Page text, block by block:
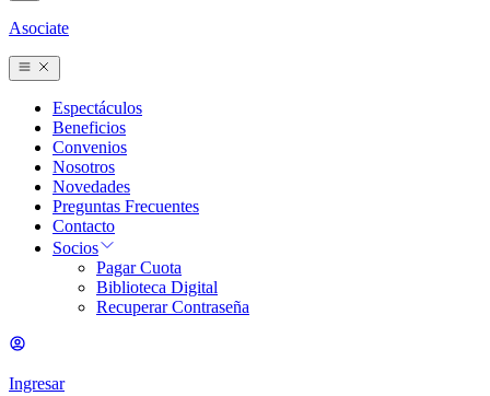
Asociate
Espectáculos
Beneficios
Convenios
Nosotros
Novedades
Preguntas Frecuentes
Contacto
Socios
Pagar Cuota
Biblioteca Digital
Recuperar Contraseña
Ingresar